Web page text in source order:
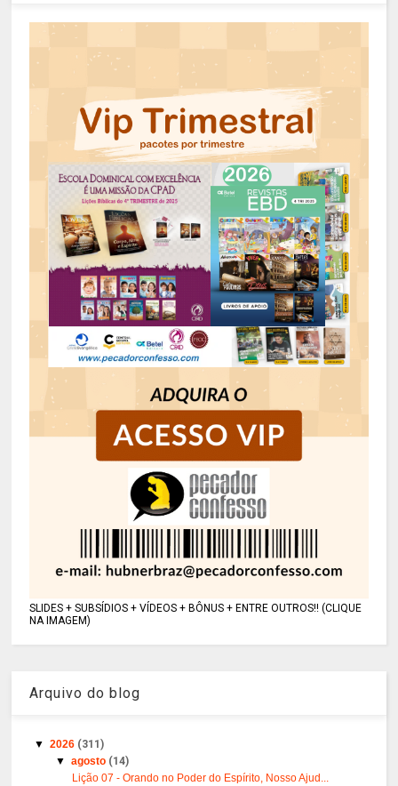
SLIDES + SUBSÍDIOS + VÍDEOS + BÔNUS + ENTRE OUTROS!! (CLIQUE
NA IMAGEM)
Arquivo do blog
▼2026 (311)
▼agosto (14)
Lição 07 - Orando no Poder do Espírito, Nosso Ajud...